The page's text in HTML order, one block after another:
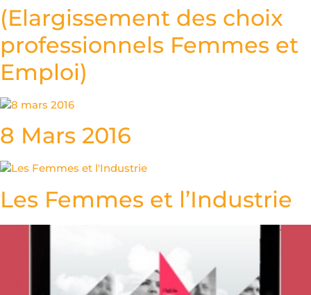
(Elargissement des choix
professionnels Femmes et
Emploi)
8 Mars 2016
Les Femmes et l’Industrie